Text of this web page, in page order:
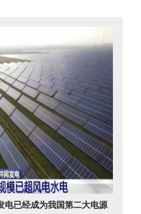
电已经成为我国第二大电源